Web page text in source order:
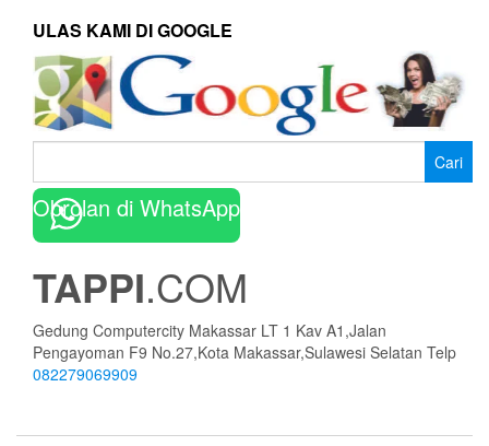
ULAS KAMI DI GOOGLE
Obrolan di WhatsApp
TAPPI.COM
Gedung Computercity Makassar LT 1 Kav A1,Jalan
Pengayoman F9 No.27,Kota Makassar,Sulawesi Selatan Telp
082279069909